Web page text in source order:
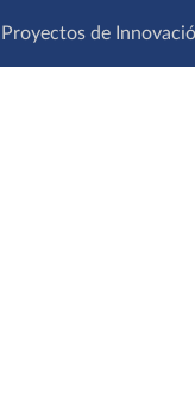
Proyectos de